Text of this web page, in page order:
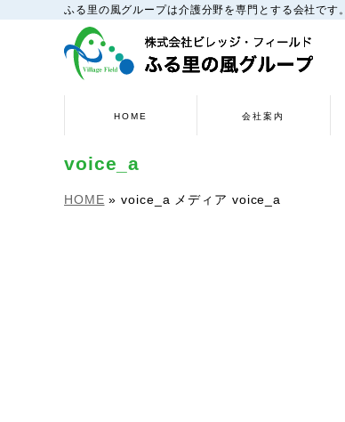
ふる里の風グループは介護分野を専門とする会社です。
HOME 会社案内
voice_a
HOME » voice_a メディア voice_a